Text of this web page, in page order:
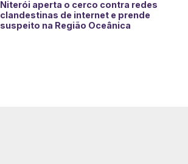
Niterói aperta o cerco contra redes
clandestinas de internet e prende
suspeito na Região Oceânica